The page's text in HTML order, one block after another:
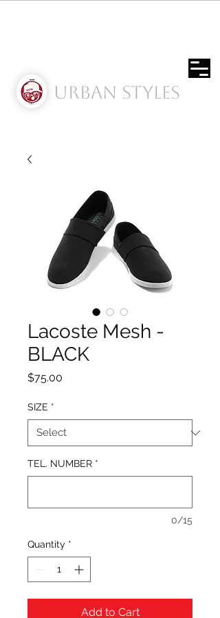
Urban Styles
Lacoste Mesh -
BLACK
$75.00
SIZE *
TEL. NUMBER *
0/15
Quantity *
Add to Cart